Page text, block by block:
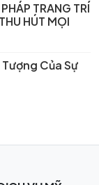
TRANG TRÍ
HÚT MỌI
Của Sự